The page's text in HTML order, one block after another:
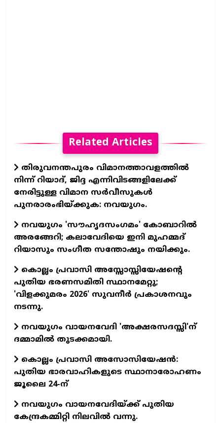
Related Articles
തിരുവനന്തപുരം വിമാനത്താവളത്തില്‍
നിന്ന് റിയാദ്, ജിദ്ദ എന്നിവിടങ്ങളിലേക്ക്
നേരിട്ടുള്ള വിമാന സര്‍വീസുകള്‍
പുനരാരംഭിയ്ക്കുക: നവയുഗം.
നവയുഗം 'സൗഹൃദസംഗമം' കോബാറില്‍
അരങ്ങേറി; കലാവേദിയെ ഇനി മുഹമ്മദ്
റിയാസും സംഗീത സന്തോഷും നയിക്കും.
കൊല്ലം പ്രവാസി അസ്സോസ്സിയേഷന്റെ
പുതിയ ഭരണസമിതി സ്ഥാനമേറ്റു;
'വിളക്കുമരം 2026' സുവനീര്‍ പ്രകാശനവും
നടന്നു.
നവയുഗം വായനവേദി 'അക്ഷരസദസ്സി'ന്
ദമ്മാമില്‍ തുടക്കമായി.
കൊല്ലം പ്രവാസി അസോസിയേഷന്‍:
പുതിയ ഭാരവാഹികളുടെ സ്ഥാനാരോഹണം
ജൂലൈ 24-ന്
നവയുഗം വായനവേദിയ്ക്ക് പുതിയ
കേന്ദ്രകമ്മിറ്റി നിലവില്‍ വന്നു.